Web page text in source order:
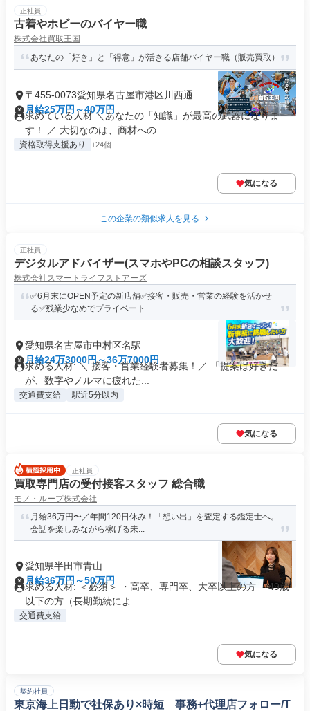
正社員
古着やホビーのバイヤー職
株式会社買取王国
あなたの「好き」と「得意」が活きる店舗バイヤー職（販売買取）
〒455-0073愛知県名古屋市港区川西通
月給25万円～40万円
求めている人材 ＼あなたの「知識」が最高の武器になりま
す！ ／ 大切なのは、商材への...
資格取得支援あり +24個
気になる
この企業の類似求人を見る
正社員
デジタルアドバイザー(スマホやPCの相談スタッフ)
株式会社スマートライフストアーズ
✅6月末にOPEN予定の新店舗✅接客・販売・営業の経験を活かせ
る✅残業少なめでプライベート...
愛知県名古屋市中村区名駅
月給24万3000円～36万7000円
求める人材: ＼ 接客・営業経験者募集！／ 「提案は好きだ
が、数字やノルマに疲れた...
交通費支給 駅近5分以内
気になる
正社員
買取専門店の受付接客スタッフ 総合職
モノ・ループ株式会社
月給36万円〜／年間120日休み！「想い出」を査定する鑑定士へ。
会話を楽しみながら稼げる未...
愛知県半田市青山
月給36万円～50万円
求める人材: ＜必須＞ ・高卒、専門卒、大卒以上の方 ・49歳
以下の方（長期勤続によ...
交通費支給
気になる
契約社員
東京海上日動で社保あり×時短 事務+代理店フォロー/T